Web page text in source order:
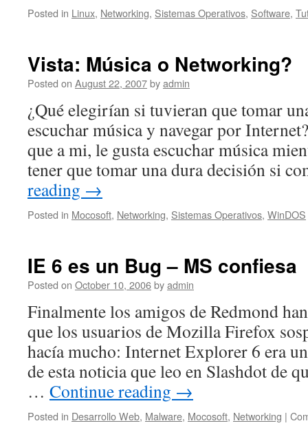
Posted in Linux, Networking, Sistemas Operativos, Software,
Vista: Música o Networking?
Posted on August 22, 2007byadmin
¿Qué elegirían si tuvieran que tomar
escuchar música y navegar por
que a mi, le gusta escuchar música
tener que tomar una dura decisión si
reading →
Posted in Mocosoft, Networking, Sistemas Operativos, WinDOS
IE 6 es un Bug – MS confiesa
Posted on October 10, 2006byadmin
Finalmente los amigos de Redmond
que los usuarios de Mozilla Firefox
hacía mucho: Internet Explorer 6 era
de esta noticia que leo en Slashdot de
… Continue reading →
Posted in Desarrollo Web, Malware, Mocosoft, Networking |